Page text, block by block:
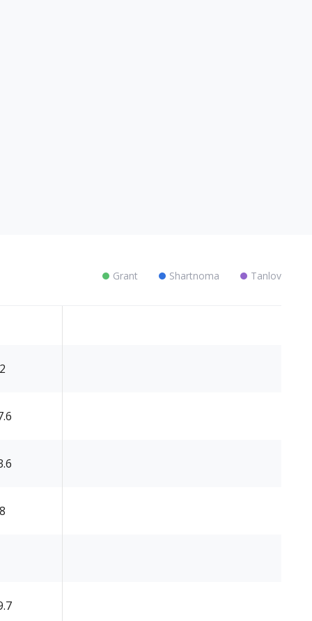
Grant Shartnoma Tanlov